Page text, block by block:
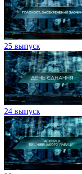
25 выпуск
24 выпуск